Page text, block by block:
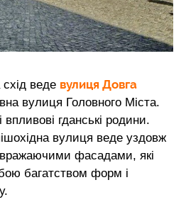
веде вулиця Довга
вулиця Головного Міста.
гданські родини.
вулиця веде уздовж
вражаючими фасадами, які
багатством форм і